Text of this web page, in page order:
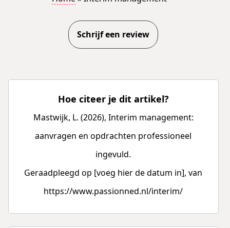
Schrijf een review
Hoe citeer je dit artikel?
Mastwijk, L. (2026), Interim management:
aanvragen en opdrachten professioneel
ingevuld.
Geraadpleegd op [voeg hier de datum in], van
https://www.passionned.nl/interim/